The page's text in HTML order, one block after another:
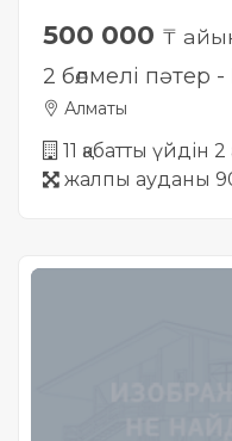
500 000 ₸
2 бөлмелі пәтер
Алматы
11 қабатты үйдін 2
жалпы ауданы